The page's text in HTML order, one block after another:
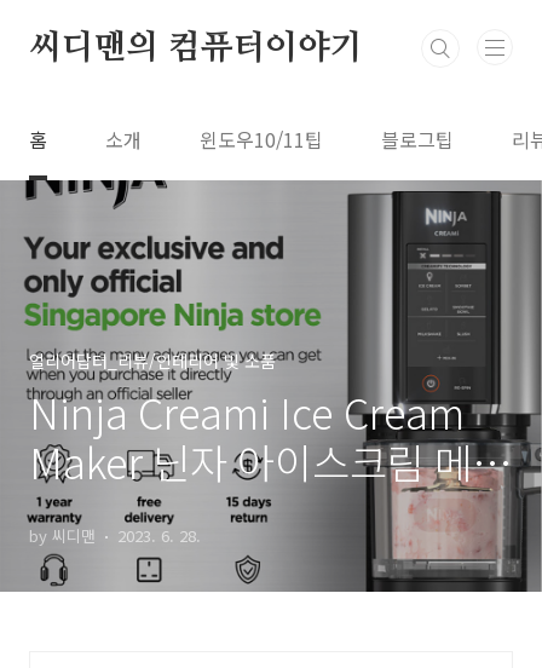
씨디맨의 컴퓨터이야기
홈 소개 윈도우10/11팁 블로그팁 리
얼리어답터_리뷰/인테리어 및 소품
Ninja Creami Ice Cream
Maker 닌자 아이스크림 메이
커
by 씨디맨 2023. 6. 28.